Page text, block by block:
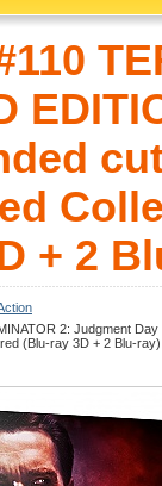
+ 2
2: Judgment
(Blu-ray 3D + 2 Blu-ray)